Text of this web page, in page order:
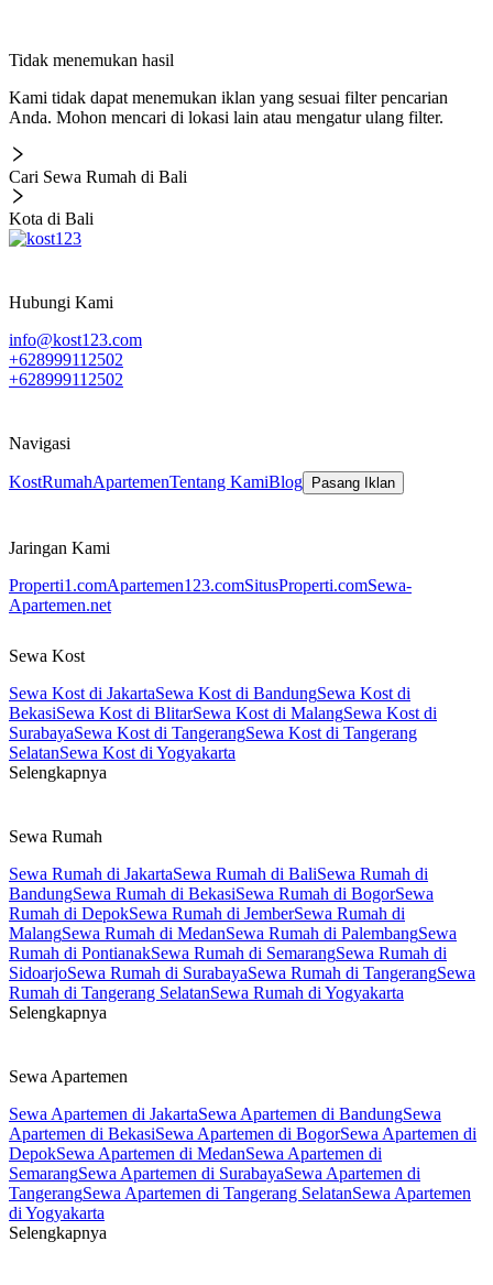
Tidak menemukan hasil
Kami tidak dapat menemukan iklan yang sesuai filter pencarian
Anda. Mohon mencari di lokasi lain atau mengatur ulang filter.
Cari Sewa Rumah di Bali
Kota di Bali
Hubungi Kami
info@kost123.com
+628999112502
+628999112502
Navigasi
KostRumahApartemenTentang KamiBlog Pasang Iklan
Jaringan Kami
Properti1.comApartemen123.comSitusProperti.comSewa-
Apartemen.net
Sewa Kost
Sewa Kost di JakartaSewa Kost di BandungSewa Kost di
BekasiSewa Kost di BlitarSewa Kost di MalangSewa Kost di
SurabayaSewa Kost di TangerangSewa Kost di Tangerang
SelatanSewa Kost di Yogyakarta
Selengkapnya
Sewa Rumah
Sewa Rumah di JakartaSewa Rumah di BaliSewa Rumah di
BandungSewa Rumah di BekasiSewa Rumah di BogorSewa
Rumah di DepokSewa Rumah di JemberSewa Rumah di
MalangSewa Rumah di MedanSewa Rumah di PalembangSewa
Rumah di PontianakSewa Rumah di SemarangSewa Rumah di
SidoarjoSewa Rumah di SurabayaSewa Rumah di TangerangSewa
Rumah di Tangerang SelatanSewa Rumah di Yogyakarta
Selengkapnya
Sewa Apartemen
Sewa Apartemen di JakartaSewa Apartemen di BandungSewa
Apartemen di BekasiSewa Apartemen di BogorSewa Apartemen di
DepokSewa Apartemen di MedanSewa Apartemen di
SemarangSewa Apartemen di SurabayaSewa Apartemen di
TangerangSewa Apartemen di Tangerang SelatanSewa Apartemen
di Yogyakarta
Selengkapnya